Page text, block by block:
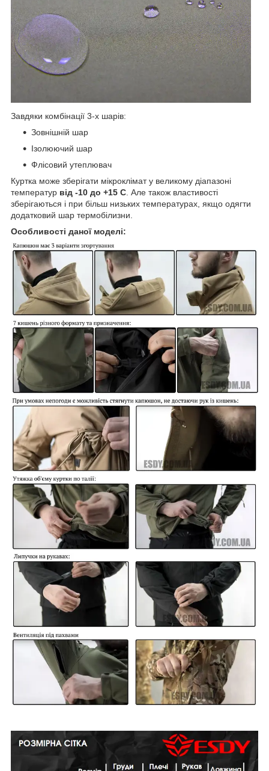
Завдяки комбінації 3-х шарів:
Зовнішній шар
Ізолюючий шар
Флісовий утеплювач
Куртка може зберігати мікроклімат у великому діапазоні
температур від -10 до +15 С . Але також властивості
зберігаються і при більш низьких температурах, якщо одягти
додатковий шар термобілизни.
Особливості даної моделі: